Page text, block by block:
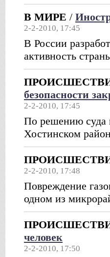
В МИРЕ /
2-2-2010, 17:45
В России
активность
безопасности
2-2-2010, 17:45
По решению суда
Хостинском
2-2-2010, 17:48
Повреждение
одном из
человек
2-2-2010, 17:50